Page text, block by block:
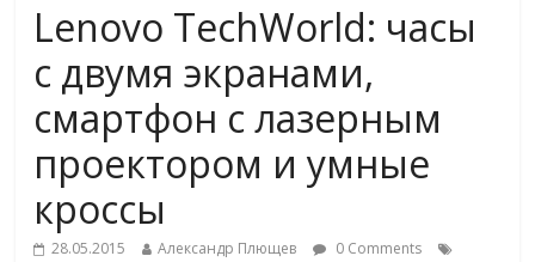
Lenovo TechWorld: часы
с двумя экранами,
смартфон с лазерным
проектором и умные
кроссы
28.05.2015 Александр Плющев
0 Comments